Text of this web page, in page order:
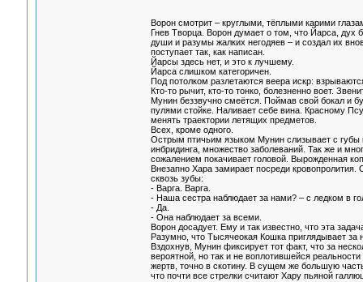
Ворон смотрит – круглыми, тёплыми карими
Гнев Творца. Ворон думает о том, что Йарса, дух
души и разумы жалких негодяев – и создал их
поступает так, как написан.
Йарсы здесь нет, и это к лучшему.
Йарса слишком категоричен.
Под потолком разлетаются веера искр:
Кто-то рычит, кто-то тонко, болезненно воет.
Мунин беззвучно смеётся. Поймав свой бокал и
пулями стойке. Наливает себе вина. Красному
менять траектории летящих предметов.
Всех, кроме одного.
Острым птичьим языком Мунин слизывает с губы
инбридинга, множество заболеваний. Так же и
сожалением покачивает головой. Вырожденная
Внезапно Хара замирает посреди
сквозь зубы:
- Варга. Варга.
- Наша сестра наблюдает за нами? – с ледком в
- Да.
- Она наблюдает за всеми.
Ворон досадует. Ему и так известно, что эта
Разумно, что Тысячеокая Кошка приглядывает
Вздохнув, Мунин фиксирует тот факт, что за
вероятной, но так и не воплотившейся
жертв, точно в скотину. В сущем же большую
что почти все стрелки считают Хару пьяной